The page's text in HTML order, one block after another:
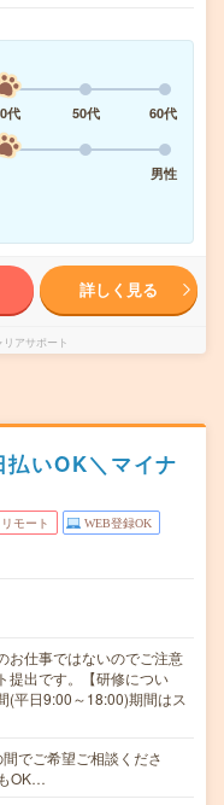
代 50代
60代
男性
詳しく見る
アサポート
払いOK＼マイナ
モート WEB登録OK
お仕事ではないのでご注意
提出です。【研修につい
(平日9:00～18:00)期間はス
でご希望ご相談くださ
OK…